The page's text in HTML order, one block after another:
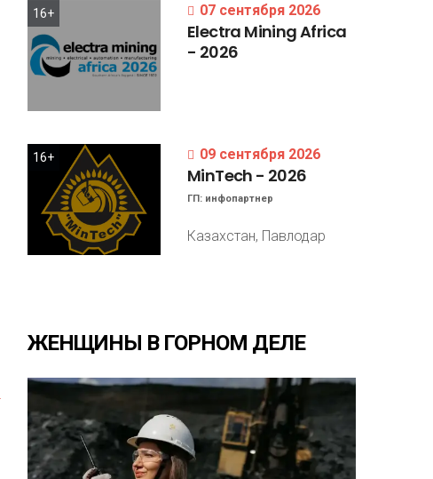
16+ 07 сентября 2026
Electra MiningAfrica
- 2026
16+ 09 сентября 2026
MinTech - 2026
ГП: инфопартнер
Казахстан, Павлодар
ЖЕНЩИНЫ В ГОРНОМ ДЕЛЕ